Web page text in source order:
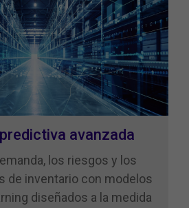
avanzada
los riesgos y los
de inventario con modelos
diseñados a la medida